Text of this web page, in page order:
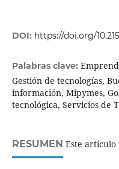
DOI: https://doi.org/
Palabras clave:
Gestión de tecnologías,
información, Mipymes,
tecnológica, Servicios de
RESUMEN Este